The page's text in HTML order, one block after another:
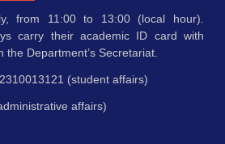
from 11:00 to 13:00 (local hour).
carry their academic ID card with
the Department’s Secretariat.
(student affairs)
affairs)